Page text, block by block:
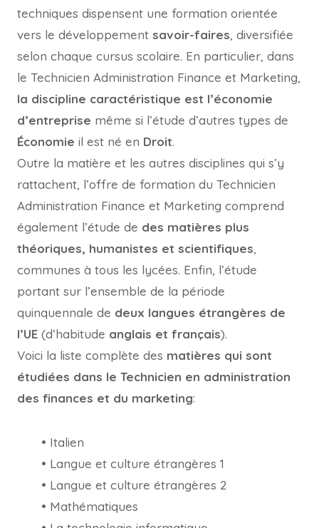
techniques dispensent une formation orientée
vers le développement savoir-faires, diversifiée
selon chaque cursus scolaire. En particulier, dans
le Technicien Administration Finance et Marketing,
la discipline caractéristique est l’économie
d’entreprise même si l’étude d’autres types de
Économie il est né en Droit.
Outre la matière et les autres disciplines qui s’y
rattachent, l’offre de formation du Technicien
Administration Finance et Marketing comprend
également l’étude de des matières plus
théoriques, humanistes et scientifiques,
communes à tous les lycées. Enfin, l’étude
portant sur l’ensemble de la période
quinquennale de deux langues étrangères de
l’UE (d’habitude anglais et français).
Voici la liste complète des matières qui sont
étudiées dans le Technicien en administration
des finances et du marketing:
• Italien
• Langue et culture étrangères 1
• Langue et culture étrangères 2
• Mathématiques